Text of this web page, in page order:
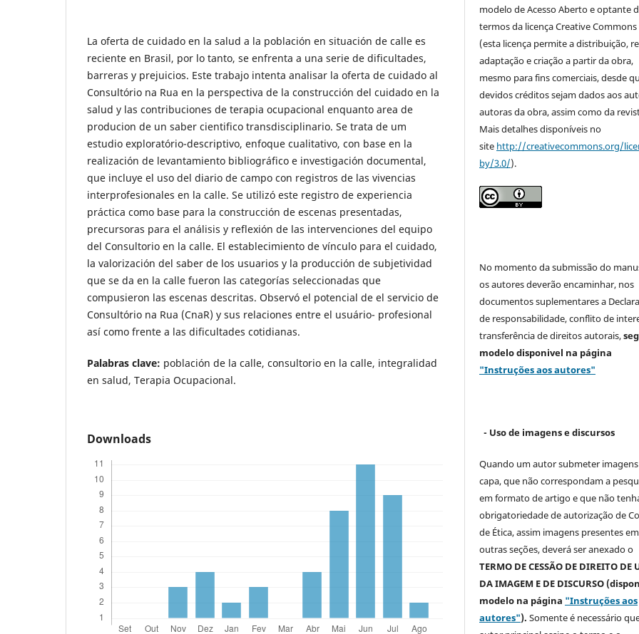
La oferta de cuidado en la salud a la población en situación de calle es
reciente en Brasil, por lo tanto, se enfrenta a una serie de dificultades,
barreras y prejuicios. Este trabajo intenta analisar la oferta de cuidado al
Consultório na Rua en la perspectiva de la construcción del cuidado en la
salud y las contribuciones de terapia ocupacional enquanto area de
producion de un saber cientifico transdisciplinario. Se trata de um
estudio exploratório-descriptivo, enfoque cualitativo, con base en la
realización de levantamiento bibliográfico e investigación documental,
que incluye el uso del diario de campo con registros de las vivencias
interprofesionales en la calle. Se utilizó este registro de experiencia
práctica como base para la construcción de escenas presentadas,
precursoras para el análisis y reflexión de las intervenciones del equipo
del Consultorio en la calle. El establecimiento de vínculo para el cuidado,
la valorización del saber de los usuarios y la producción de subjetividad
que se da en la calle fueron las categorías seleccionadas que
compusieron las escenas descritas. Observó el potencial de el servicio de
Consultório na Rua (CnaR) y sus relaciones entre el usuário- profesional
así como frente a las dificultades cotidianas.
Palabras clave: población de la calle, consultorio en la calle, integralidad
en salud, Terapia Ocupacional.
Downloads
modelo de Acesso Aberto e optante
termos da licença Creative Commons
(esta licença permite a distribuição,
adaptação e criação a partir da obra,
mesmo para fins comerciais, desde
devidos créditos sejam dados aos
autoras da obra, assim como da
Mais detalhes disponíveis no
site http://creativecommons.org/
by/3.0/).
No momento da submissão do
os autores deverão encaminhar, nos
documentos suplementares a
de responsabilidade, conflito de
transferência de direitos autorais,
modelodisponivel na página
"Instruções aos autores"
- Uso de imagens e discursos
Quando um autor submeter
capa, que não correspondam a
em formato de artigo e que não
obrigatoriedade de autorização de
de Ética, assim imagens presentes em
outras seções, deverá ser anexado o
TERMO DE CESSÃO DE DIREITO DE
DA IMAGEM E DE DISCURSO
modelo na página "Instruções aos
autores"). Somente é necessário